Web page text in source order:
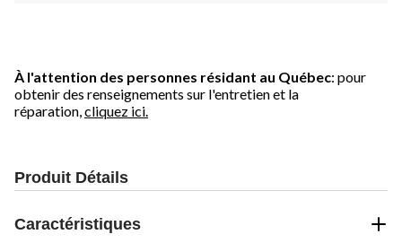
À l'attention des personnes résidant au Québec: pour
obtenir des renseignements sur l'entretien et la
réparation, cliquez ici.
Produit Détails
Caractéristiques